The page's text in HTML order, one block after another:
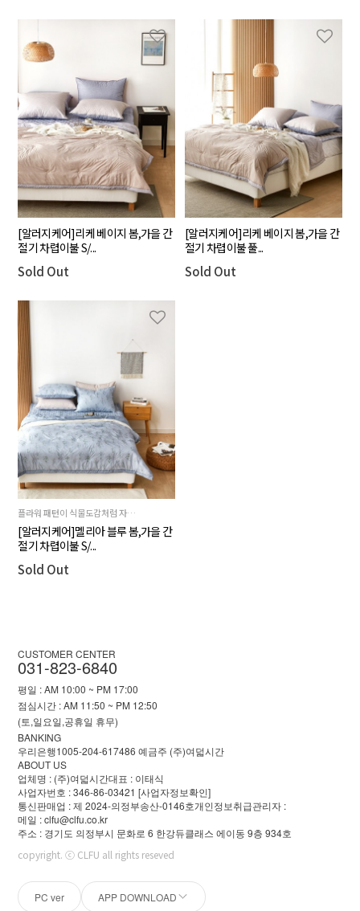
[알러지케어]리케 베이지 봄,가을 간
절기 차렵이불 S/...
Sold Out
[알러지케어]리케 베이지 봄,가을 간
절기 차렵이불 풀...
Sold Out
플라워 패턴이 식물도감처럼 자연스럽게 올라가있는 제품
[알러지케어]멜리아 블루 봄,가을 간
절기 차렵이불 S/...
Sold Out
CUSTOMER CENTER
031-823-6840
평일 : AM 10:00 ~ PM 17:00
점심시간 : AM 11:50 ~ PM 12:50
(토,일요일,공휴일 휴무)
BANKING
우리은행1005-204-617486 예금주 (주)여덟시간
ABOUT US
업체명 : (주)여덟시간대표 : 이태식
사업자번호 : 346-86-03421[사업자정보확인]
통신판매업 : 제 2024-의정부송산-0146호개인정보취급관리자 :
메일 : clfu@clfu.co.kr
주소 : 경기도 의정부시 문화로 6 한강듀클래스 에이동 9층 934호
copyright. ⓒ CLFU all rights reseved
PC ver APP DOWNLOAD